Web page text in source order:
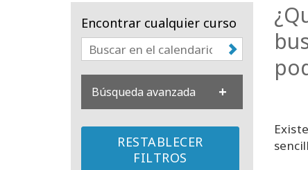
Encontrar cualquier curso
Búsqueda avanzada
RESTABLECER
FILTROS